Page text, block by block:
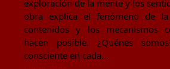
exploración de la mente y los
obra explica el fenómeno de la
contenidos y los mecanismos
hacen posible. ¿Quénes
consciente en cada…